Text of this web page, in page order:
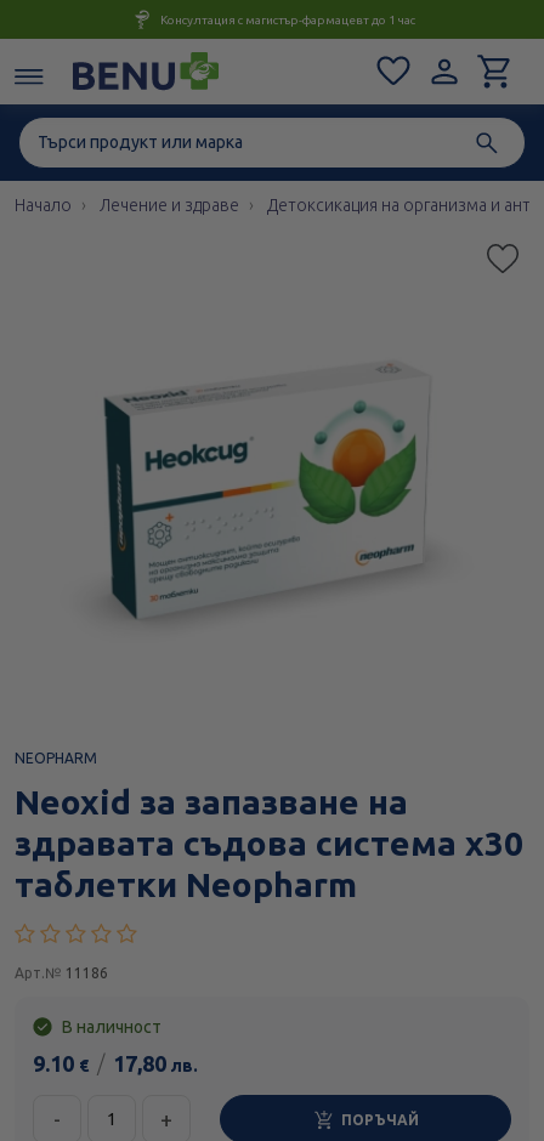
Консултация с магистър-фармацевт до 1 час
Начало Лечение и здраве Детоксикация на организма и
NEOPHARM
Neoxid за запазване на
здравата съдова система х30
таблетки Neopharm
Арт.№ 11186
В наличност
9.10 € / 17,80 лв.
- + ПОРЪЧАЙ